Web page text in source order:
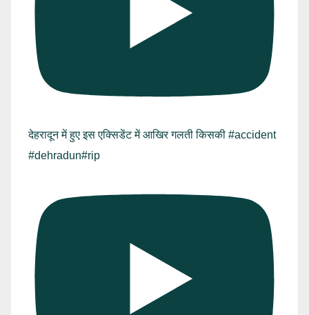
देहरादून में हुए इस एक्सिडेंट में आखिर गलती किसकी #accident
#dehradun#rip